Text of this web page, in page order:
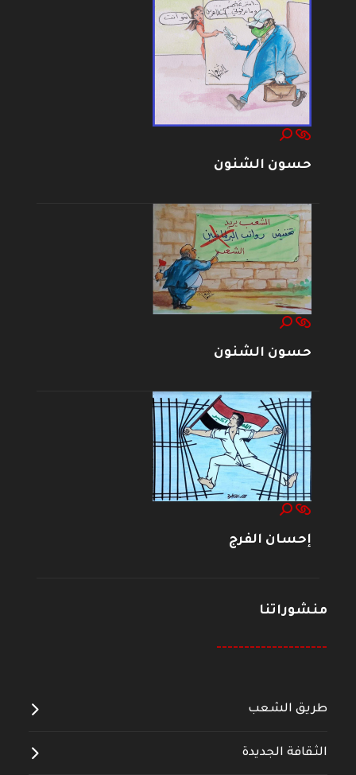
حسون الشنون
حسون الشنون
إحسان الفرج
منشوراتنا
--------------------
طريق الشعب
الثقافة الجديدة